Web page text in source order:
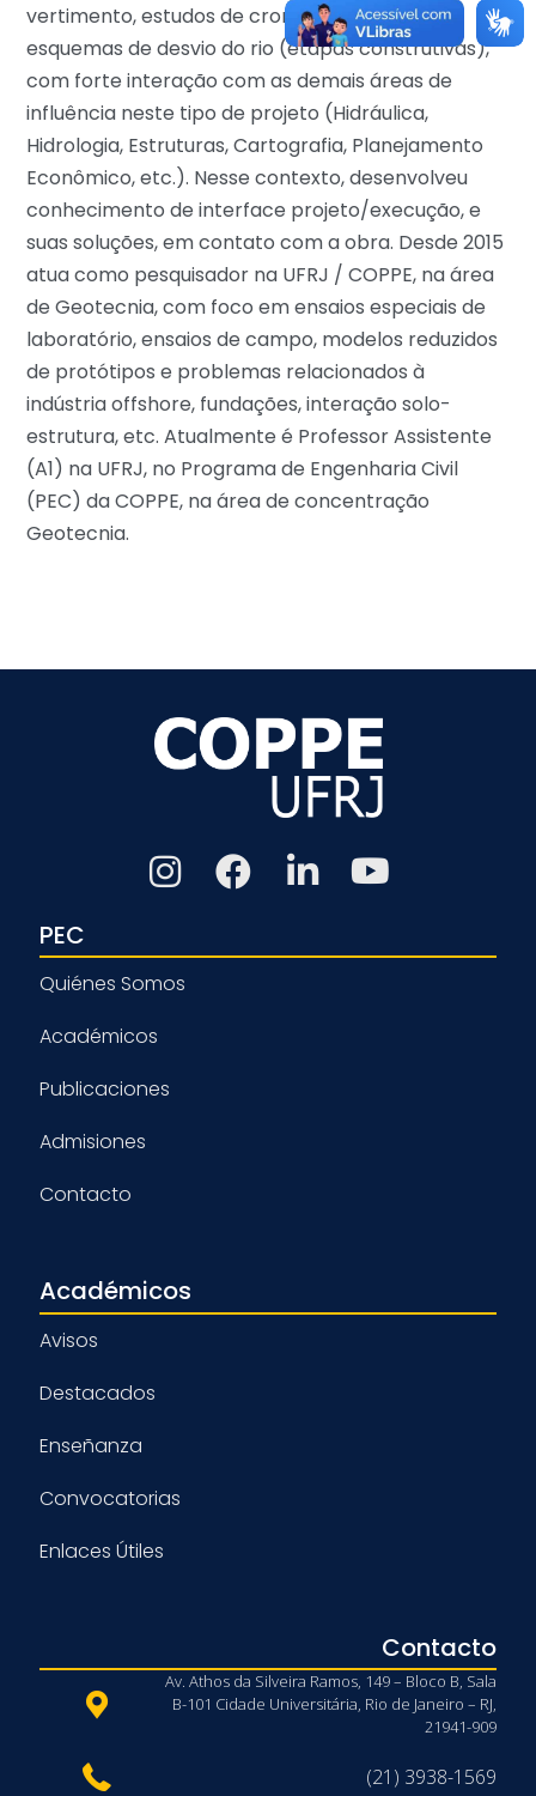
vertimento, estudos de cronograma e de
esquemas de desvio do rio (etapas construtivas),
com forte interação com as demais áreas de
influência neste tipo de projeto (Hidráulica,
Hidrologia, Estruturas, Cartografia, Planejamento
Econômico, etc.). Nesse contexto, desenvolveu
conhecimento de interface projeto/execução, e
suas soluções, em contato com a obra. Desde 2015
atua como pesquisador na UFRJ / COPPE, na área
de Geotecnia, com foco em ensaios especiais de
laboratório, ensaios de campo, modelos reduzidos
de protótipos e problemas relacionados à
indústria offshore, fundações, interação solo-
estrutura, etc. Atualmente é Professor Assistente
(A1) na UFRJ, no Programa de Engenharia Civil
(PEC) da COPPE, na área de concentração
Geotecnia.
PEC
Quiénes Somos
Académicos
Publicaciones
Admisiones
Contacto
Académicos
Avisos
Destacados
Enseñanza
Convocatorias
Enlaces Útiles
Contacto
Av. Athos da Silveira Ramos, 149 – Bloco B, Sala
B-101 Cidade Universitária, Rio de Janeiro – RJ,
21941-909
(21) 3938-1569